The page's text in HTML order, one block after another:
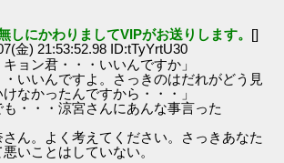
しにかわりましてVIPがお送りします。 []
金) 21:53:52.98 ID:tTyYrtU30
ョン君・・・いいんですか」
いいんですよ。さっきのはだれがどう見
なかったんですから・・・」
・・・涼宮さんにあんな事言った
ん。よく考えてください。さっきあなた
いことはしていない。